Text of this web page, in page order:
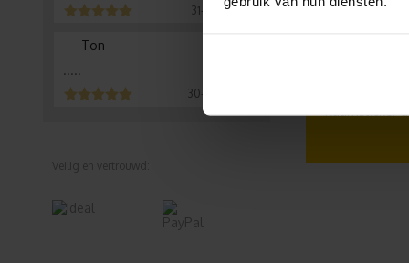
31-07-2026
Ton
.....
30-07-2026
Veilig en vertrouwd: